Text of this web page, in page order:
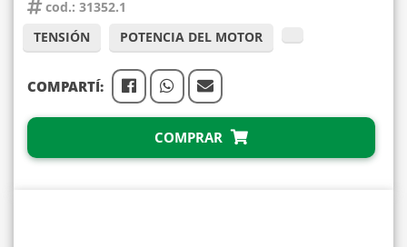
cod.: 31352.1
TENSIÓN
POTENCIA DEL MOTOR
COMPARTÍ:
COMPRAR